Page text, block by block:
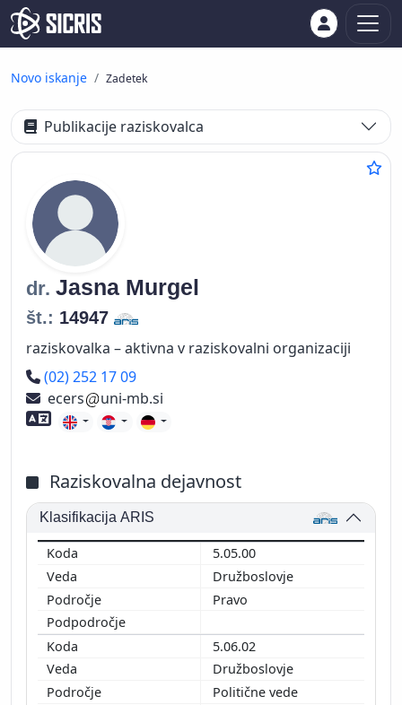
Novo iskanje Zadetek
Publikacije raziskovalca
dr. Jasna Murgel
št.: 14947
raziskovalka – aktivna v raziskovalni organizaciji
Telefon
(02) 252 17 09
ecers
uni-mb.si
Znanje tujih jezikov
Raziskovalna dejavnost
Klasifikacija ARIS
5.05.00
Družboslovje
Pravo
5.06.02
Družboslovje
Politične vede